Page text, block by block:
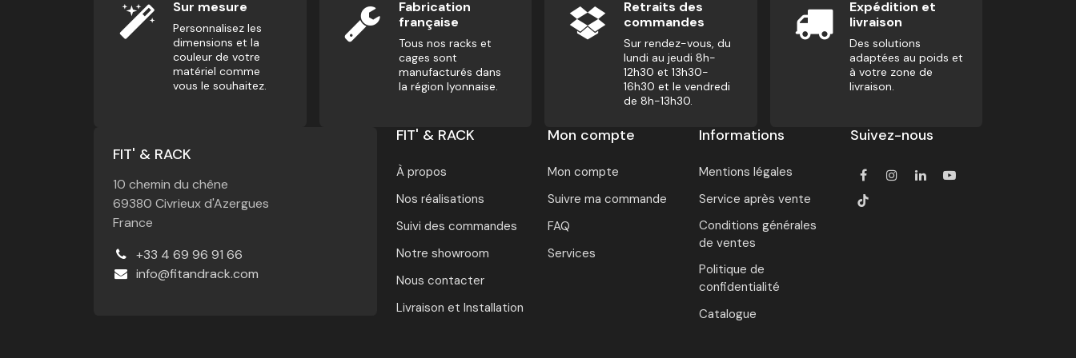
Sur mesure
Personnalisez les
dimensions et la
couleur de votre
matériel comme
vous le souhaitez.
Fabrication
française
Tous nos racks et
cages sont
manufacturés dans
la région lyonnaise.
Retraits des
commandes
Sur rendez-vous, du
lundi au jeudi 8h-
12h30 et 13h30-
16h30 et le vendredi
de 8h-13h30.
Expédition et
livraison
Des solutions
adaptées au poids et
à votre zone de
livraison.
FIT' & RACK
10 chemin du chêne
69380 Civrieux d'Azergues
France
+33 4 69 96 91 66
info@fitandrack.com
FIT' & RACK
À propos
Nos réalisations
Suivi des commandes
Notre showroom
Nous contacter
Livraison et Installation
Mon compte
Mon compte
Suivre ma commande
FAQ
Services
Informations
Mentions légales
Service après vente
Conditions générales
de ventes
Politique de
confidentialité
Catalogue
Suivez-nous